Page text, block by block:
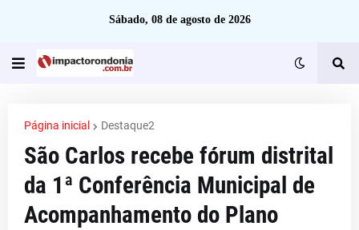
Sábado, 08 de agosto de 2026
Página inicial Destaque2
São Carlos recebe fórum distrital
da 1ª Conferência Municipal de
Acompanhamento do Plano